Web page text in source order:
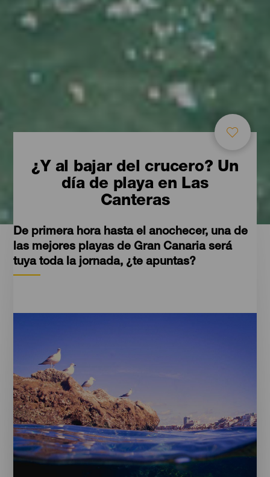
¿Y al bajar del crucero? Un
día de playa en Las
Canteras
De primera hora hasta el anochecer, una de
las mejores playas de Gran Canaria será
tuya toda la jornada, ¿te apuntas?
Imágenes